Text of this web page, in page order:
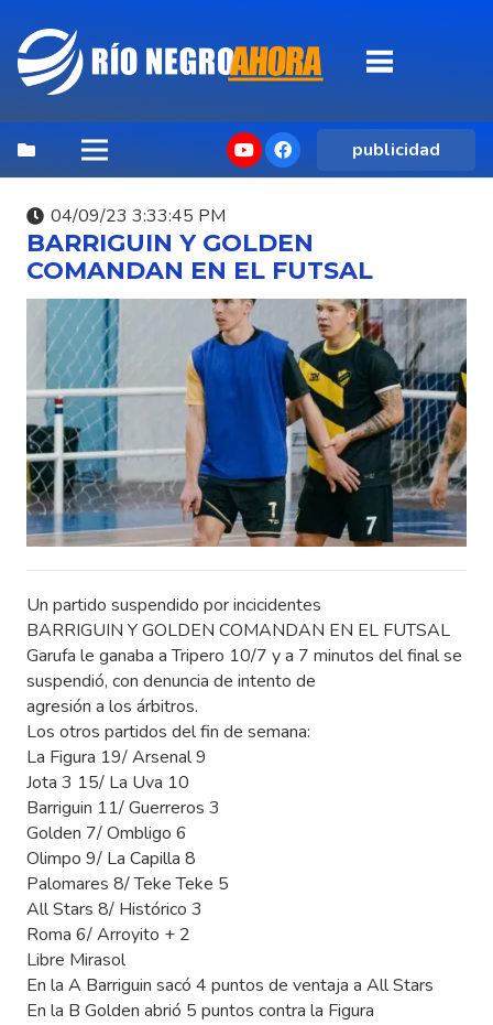
publicidad
04/09/23 3:33:45 PM
BARRIGUIN Y GOLDEN
COMANDAN EN EL FUTSAL
Un partido suspendido por incicidentes
BARRIGUIN Y GOLDEN COMANDAN EN EL FUTSAL
Garufa le ganaba a Tripero 10/7 y a 7 minutos del final se
suspendió, con denuncia de intento de
agresión a los árbitros.
Los otros partidos del fin de semana:
La Figura 19/ Arsenal 9
Jota 3 15/ La Uva 10
Barriguin 11/ Guerreros 3
Golden 7/ Ombligo 6
Olimpo 9/ La Capilla 8
Palomares 8/ Teke Teke 5
All Stars 8/ Histórico 3
Roma 6/ Arroyito + 2
Libre Mirasol
En la A Barriguin sacó 4 puntos de ventaja a All Stars
En la B Golden abrió 5 puntos contra la Figura